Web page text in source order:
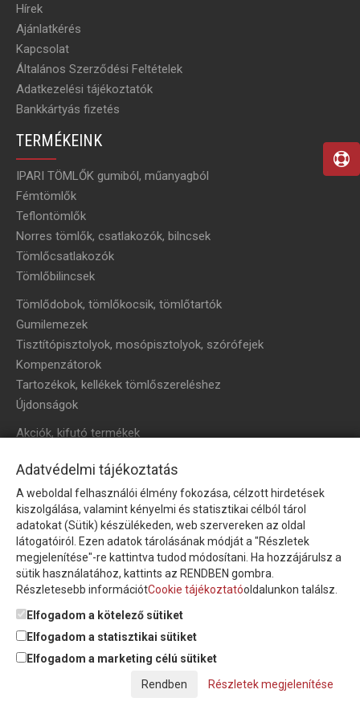
Hírek
Ajánlatkérés
Kapcsolat
Általános Szerződési Feltételek
Adatkezelési tájékoztatók
Bankkártyás fizetés
TERMÉKEINK
IPARI TÖMLŐK gumiból, műanyagból
Fémtömlők
Teflontömlők
Norres tömlők, csatlakozók, bilncsek
Tömlőcsatlakozók
Tömlőbilincsek
Tömlődobok, tömlőkocsik, tömlőtartók
Gumilemezek
Tisztítópisztolyok, mosópisztolyok, szórófejek
Kompenzátorok
Tartozékok, kellékek tömlőszereléshez
Újdonságok
Akciók, kifutó termékek
HÍRLEVÉL
Íratkozzon fel hírlevelünkre!
Feliratkozom a hírlevélre és nyilatkozom, hogy azadatkezelési
tájékoztatót elolvastam, megismertem és elfogadom.
© Copyright Triász-Tömlő Kft. | Minden jog fenntartva!
Adatvédelmi tájékoztatás
A weboldal felhasználói élmény fokozása, célzott hirdetések
kiszolgálása, valamint kényelmi és statisztikai célból tárol
adatokat (Sütik) készülékeden, web szervereken az oldal
látogatóiról. Ezen adatok tárolásának módját a "Részletek
megjelenítése"-re kattintva tudod módosítani. Ha hozzájárulsz a
sütik használatához, kattints az RENDBEN gombra.
Részletesebb információtCookie tájékoztatóoldalunkon találsz.
Elfogadom a kötelező sütiket
Elfogadom a statisztikai sütiket
Elfogadom a marketing célú sütiket
Részletek megjelenítése